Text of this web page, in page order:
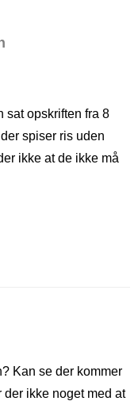
sat opskriften fra 8
spiser ris uden
ikke at de ikke må
Kan se der kommer
ikke noget med at